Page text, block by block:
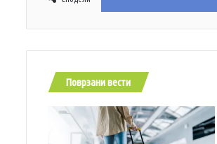
Поврзани вести